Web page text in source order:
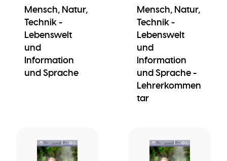
Mensch, Natur,
Technik -
Lebenswelt
und
Information
und Sprache
Mensch, Natur,
Technik -
Lebenswelt
und
Information
und Sprache -
Lehrerkommen
tar